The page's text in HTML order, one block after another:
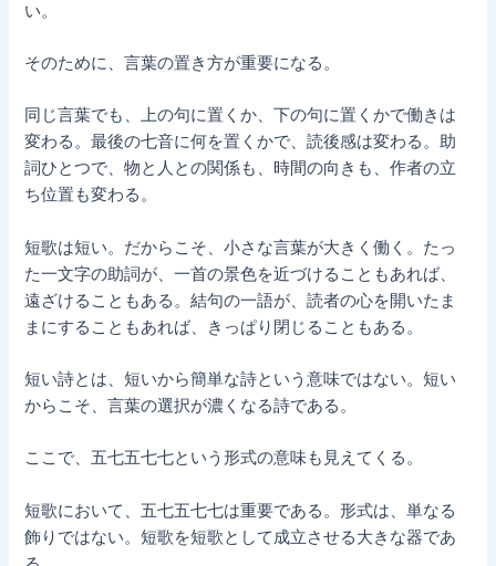
い。
そのために、言葉の置き方が重要になる。
同じ言葉でも、上の句に置くか、下の句に置くかで働きは
変わる。最後の七音に何を置くかで、読後感は変わる。助
詞ひとつで、物と人との関係も、時間の向きも、作者の立
ち位置も変わる。
短歌は短い。だからこそ、小さな言葉が大きく働く。たっ
た一文字の助詞が、一首の景色を近づけることもあれば、
遠ざけることもある。結句の一語が、読者の心を開いたま
まにすることもあれば、きっぱり閉じることもある。
短い詩とは、短いから簡単な詩という意味ではない。短い
からこそ、言葉の選択が濃くなる詩である。
ここで、五七五七七という形式の意味も見えてくる。
短歌において、五七五七七は重要である。形式は、単なる
飾りではない。短歌を短歌として成立させる大きな器であ